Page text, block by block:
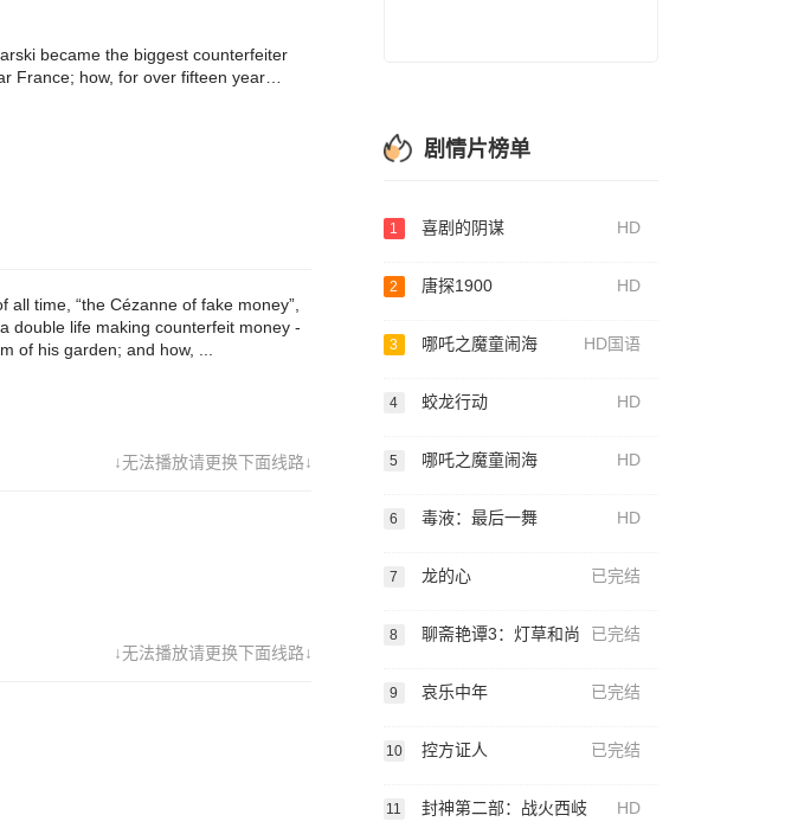
became the biggest counterfeiter
France; how, for over fifteen years
life making counterfeit money -
of France - in a shed at the
time, “the Cézanne of fake money”,
double life making counterfeit money -
of his garden; and how, ...
↓无法播放请更换下面线路↓
↓无法播放请更换下面线路↓
剧情片榜单
1 喜剧的阴谋 HD
2 唐探1900 HD
3 哪吒之魔童闹海 HD国语
4 蛟龙行动 HD
5 哪吒之魔童闹海 HD
6 毒液：最后一舞 HD
7 龙的心 已完结
8 聊斋艳谭3：灯草和尚 已完结
9 哀乐中年 已完结
10 控方证人 已完结
11 封神第二部：战火西岐 HD